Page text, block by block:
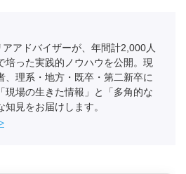
アドバイザーが、年間計2,000人
培った実践的ノウハウを公開。現
、理系・地方・既卒・第二新卒に
現場の生きた情報」と「多角的な
見をお届けします。